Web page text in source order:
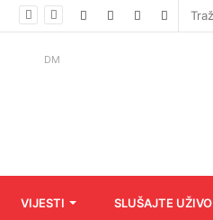
DM
VIJESTI SLUŠAJTE UŽIVO